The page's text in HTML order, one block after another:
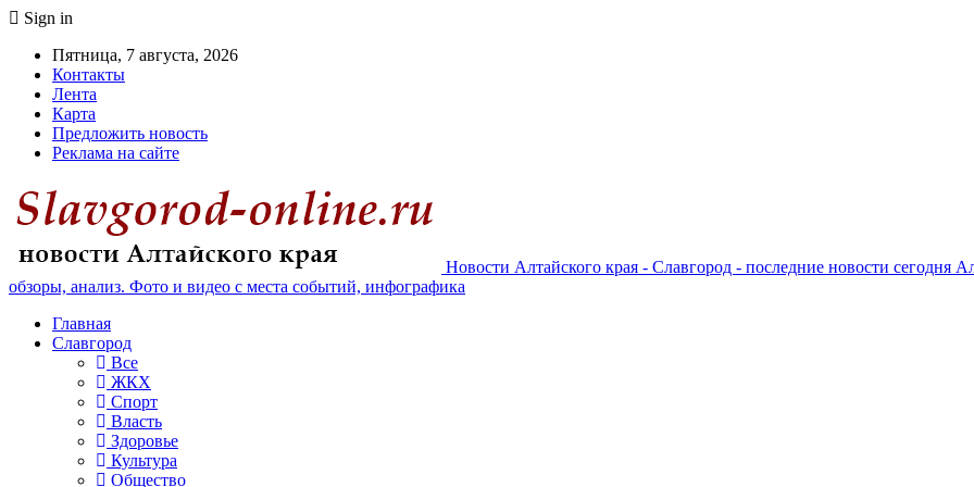
Sign in
Пятница, 7 августа, 2026
Контакты
Лента
Карта
Предложить новость
Реклама на сайте
Новости Алтайского края - Славгород - последние новости сегодня
обзоры, анализ. Фото и видео с места событий, инфографика
Главная
Славгород
Все
ЖКХ
Спорт
Власть
Здоровье
Культура
Общество